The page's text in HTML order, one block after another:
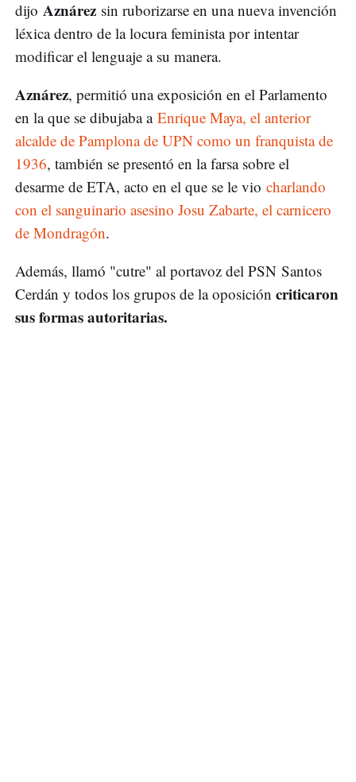
dijo Aznárez sin ruborizarse en una nueva invención
léxica dentro de la locura feminista por intentar
modificar el lenguaje a su manera.
Aznárez, permitió una exposición en el Parlamento
en la que se dibujaba a Enrique Maya, el anterior
alcalde de Pamplona de UPN como un franquista de
1936, también se presentó en la farsa sobre el
desarme de ETA, acto en el que se le vio charlando
con el sanguinario asesino Josu Zabarte, el carnicero
de Mondragón.
Además, llamó "cutre" al portavoz del PSN Santos
Cerdán y todos los grupos de la oposición criticaron
sus formas autoritarias.